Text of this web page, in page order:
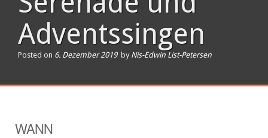
Adventssingen
Posted on 6. Dezember 2019 by Nis-Edwin List-Petersen
WANN